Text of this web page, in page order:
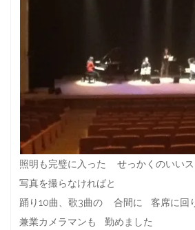
照明も完璧に入った せっかくのいい
写真を撮らなければと
踊り10曲、歌3曲の 合間に 客席に回
兼業カメラマンも 勤めました